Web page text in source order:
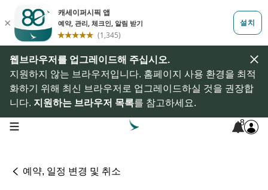
웹브라우저를 업그레이드해 주십시오.
지원하지 않는 브라우저입니다. 홈페이지 사용 환경을 최적
화하기 위해 최신 브라우저로 업그레이드하실 것을 권장합
니다. 지원하는 브라우저 목록를 참고하세요.
open navigation menu 8
예약, 일정 변경 및 취소